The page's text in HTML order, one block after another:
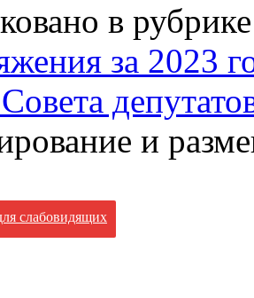
в
за 2023
и
слабовидящих